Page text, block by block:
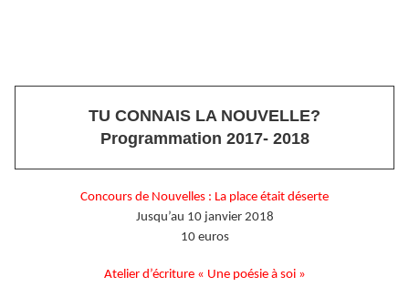
TU CONNAIS LA NOUVELLE?
Programmation 2017- 2018
Concours de Nouvelles : La place était déserte
Jusqu’au 10 janvier 2018
10 euros
Atelier d’écriture « Une poésie à soi »